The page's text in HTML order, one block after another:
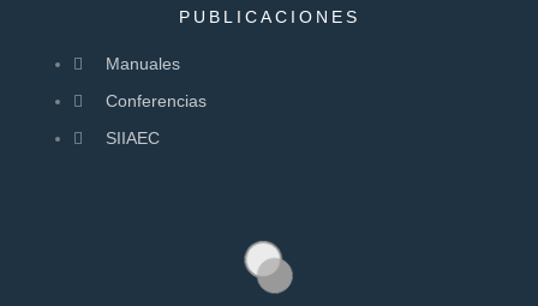
PUBLICACIONES
Manuales
Conferencias
SIIAEC